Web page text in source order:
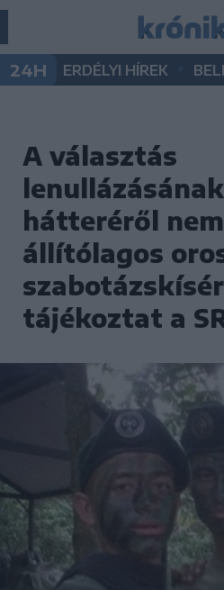
24H ERDÉLYI HÍREK
A választás
hátteréről
állítólagos
tájékoztat a